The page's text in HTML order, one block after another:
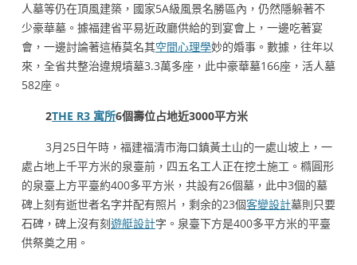
人墓等仍在頂風建築，國家5A級風景名勝區內，仍然隱躲著不
少豪華墓。據福建省平易近政廳供給的到宴會上，一邊吃著宴
會，一邊討論著這樁莫名其空間心理學妙的婚事。數據，往年以
來，全省共整治違規墳墓3.3萬多座，此中豪華墓166座，活人墓
582座。
2THE R3 寓所6個壽位占地近3000平方米
3月25日午時，福建福清市海口鎮黃土山的一處山坡上，一
處占地上千平方米的泉臺前，四五名工人正在挖土施工。橢圓形
的泉臺上方平臺約400多平方米，共設有26個墓，此中3個的墓
碑上刻有逝世者名字并配有照片，剩余的23個客變設計墓則只要
石碑，碑上沒有刻遊艇設計字。泉臺下方是400多平方米的平臺
供祭奠之用。